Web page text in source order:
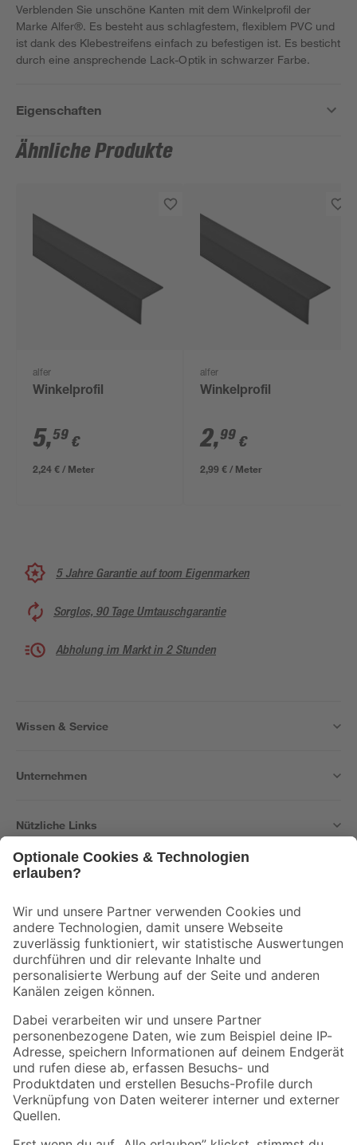
Verblenden Sie unschöne Kanten mit dem Winkelprofil der
Marke Alfer®. Es besteht aus schlagfestem, flexiblem PVC und
ist dank des Klebestreifens einfach zu befestigen ist. Es besticht
durch eine ansprechende Lack-Optik in schwarzer Farbe.
Eigenschaften
Ähnliche Produkte
alfer
Winkelprofil
5,59 €
2,24 € / Meter
alfer
Winkelprofil
2,99 €
2,99 € / Meter
5 Jahre Garantie auf toom Eigenmarken
Sorglos, 90 Tage Umtauschgarantie
Abholung im Markt in 2 Stunden
Wissen & Service
Unternehmen
Nützliche Links
Der toom Newsletter: Keine Angebote und Aktionen mehr verpassen!
Zur Newsletter Anmeldung
Folge uns
Zahlungsarten Versandarten
Sicher einkaufen